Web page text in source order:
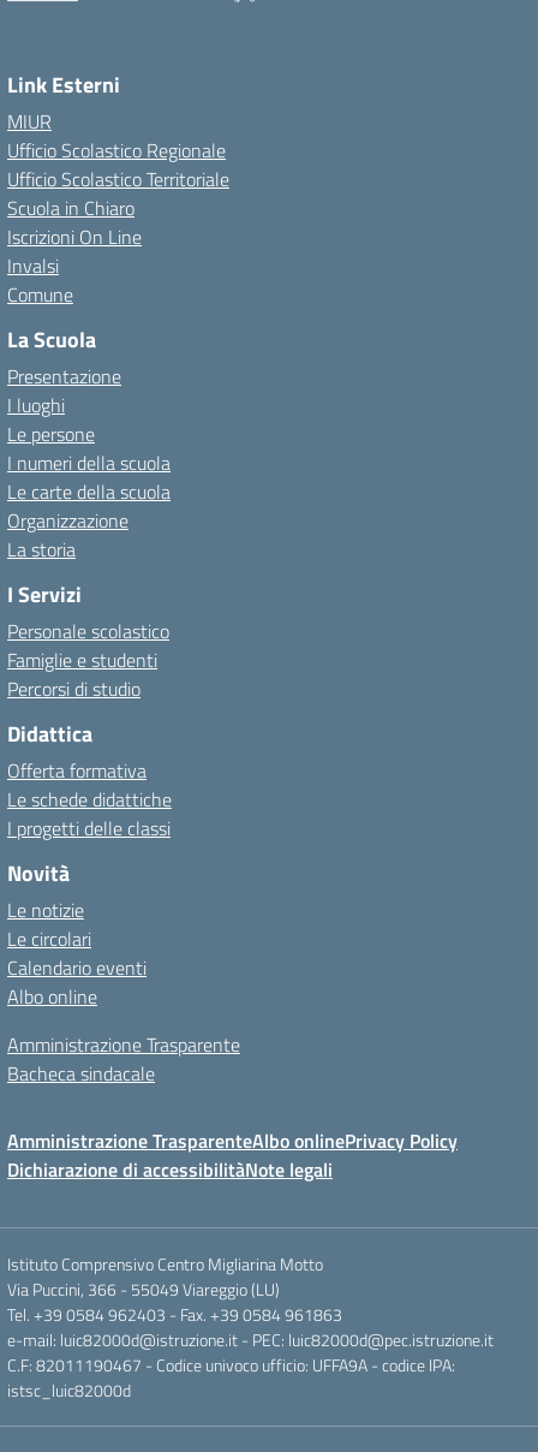
Link Esterni
MIUR
Ufficio Scolastico Regionale
Ufficio Scolastico Territoriale
Scuola in Chiaro
Iscrizioni On Line
Invalsi
Comune
La Scuola
Presentazione
I luoghi
Le persone
I numeri della scuola
Le carte della scuola
Organizzazione
La storia
I Servizi
Personale scolastico
Famiglie e studenti
Percorsi di studio
Didattica
Offerta formativa
Le schede didattiche
I progetti delle classi
Novità
Le notizie
Le circolari
Calendario eventi
Albo online
Amministrazione Trasparente
Bacheca sindacale
Amministrazione TrasparenteAlbo onlinePrivacy Policy
Dichiarazione di accessibilitàNote legali
Istituto Comprensivo Centro Migliarina Motto
Via Puccini, 366 - 55049 Viareggio (LU)
Tel. +39 0584 962403 - Fax. +39 0584 961863
e-mail: luic82000d@istruzione.it - PEC: luic82000d@pec.istruzione.it
C.F: 82011190467 - Codice univoco ufficio: UFFA9A - codice IPA:
istsc_luic82000d